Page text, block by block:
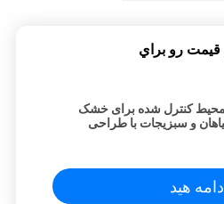
قيمت رو براي
محیط کنترل شده برای خشک
و سبزیجات با طراحی
هید